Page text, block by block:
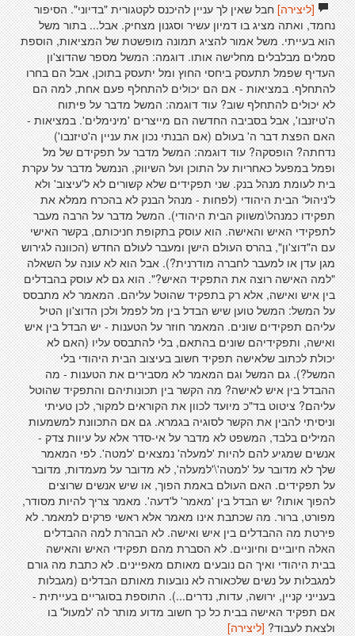
[ליצירה]חבל שאין לך עניין להיכנס לקטגורית "בדיוני". הסיפור
נחמד, ואתה מציג בו דמיון עשיר וסגנון מצחיק. אבל... בתור משל
הוא בעייתי. משל אמור להציג תמונה מופשטת של המציאות, הוספת
סמלים מבלבלים מחלישה אותו. דוגמה: המשל מספר שהדוצ'ון
העדיף שפמל תתעסק ביחסי החוץ ומל יתעסק בתוכן, אבל הם בחרו
להתחלף. במציאות - אם הם יכולים להתחלף פעם אחת, למה הם
לא יכולים להתחלף שוב? עוד דוגמה: המשל מדבר על פיתוח
ה'טיזנבו', אבל בסביבה החדשה הם מייצרים 'מינימלים'. במציאות -
האם הפצת דבר ה' בעולם (אם הבנתי נכון את עניין ה'טיזנבו')
נדחתה? הופסקה? עוד דוגמה: המשל מדבר על תפקידם של מל
ופמל במפעל כאחריות על התוכן ועל השיווק, הנמשל מדבר על עקרת
בית לעומת מנהל בנק. שני תפקידים שלא קשורים לא ל'עיצוב' ולא
ל'ניהול' הבית היהודי (לפחות - מנהל הבנק לא בהכרח ממלא את
תפקידו כמנהל\משווק הבית היהודי). המשל מדבר על הרבה מעבר
לתפקידי האיש והאישה. הוא עוסק בתקופת חניכותם, בקשר האישי
עם ה"דוצ'ון", בהרס העולם הישן ומעבר לעולם החדש (הכוונה לגירוש
מגן עדן או למעבר לחברה מודרנית?). אבל הוא לא עונה על השאלה
"למה האישה רוצה את התפקיד האיש?". הוא גם לא עוסק בהבדלים
בין איש ואישה, אלא רק בתפקיד שהוטל עליהם. המאמר לא מתבסס
על המשל: המשל טוען שיש הבדל בין מל לפמל ולכן הדוצ'ון הטיל
עליהם תפקידים שונים. המאמר חוזר על הטענות - יש הבדל בין איש
ואישה, ותפקידיהם שונים בהתאם, בלי להתבסס עליו (האם לא
יכולת לכתוב שלאישה תפקיד חשוב בעיצוב הבית היהודי בלי
המשל?). גם המשל וגם המאמר לא מסבירים את הטענות - מה
ההבדל בין איש לאישה? מה הקשר בין תכונותיהם והתפקיד שהוטל
עליהם? ציטוט בד"כ מיועד לכוון את הקוראים למקור, לכן טעיתי
וניסיתי להבין את הקשר לסוגיה בגמרא. גם אם התכוונת למשמעות
המילים בלבד, המשפט לא מדבר על אי-סדר אלא על עיוות צדק -
אנשים שמגיע להם להיות 'למעלה' נמצאים 'למטה'. לפי המאמר
שלך לא מדובר על 'למטה'\'למעלה', לא מדובר על מעמדות, מדובר
על תפקידים. האם העולם באמת הפוך, או שיש אנשים שרוצים
להפוך אותו? יש הבדל בין 'מאמר' ל'דעה'. מאמר צריך להיות מסודר,
מפורט, ברור. מה שכתבת אינו מאמר אלא ראשי פרקים למאמר. לא
פירטת מה ההבדלים בין איש ואישה. לא הבהרת למה ההבדלים
האלה חיוביים וחיוניים. לא הסברת מהם תפקידי האיש והאישה
בבית היהודי ואיך הם נובעים מאותם מאפיינים. לא כתבת מה גורם
למגבלות על נשים שלכאורה לא נובעות מאותם הבדלים (מגבלות
בענייני קניין, ירושה, עדות, נדרים...). התוספת בסוגריים בעייתית -
אם תפקיד האישה בבית כל כך חשוב מדוע מותר לה 'למעול' בו
ולצאת לעבוד? [ליצירה]